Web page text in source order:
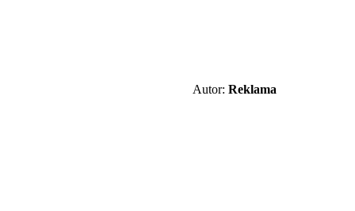
Autor: Reklama